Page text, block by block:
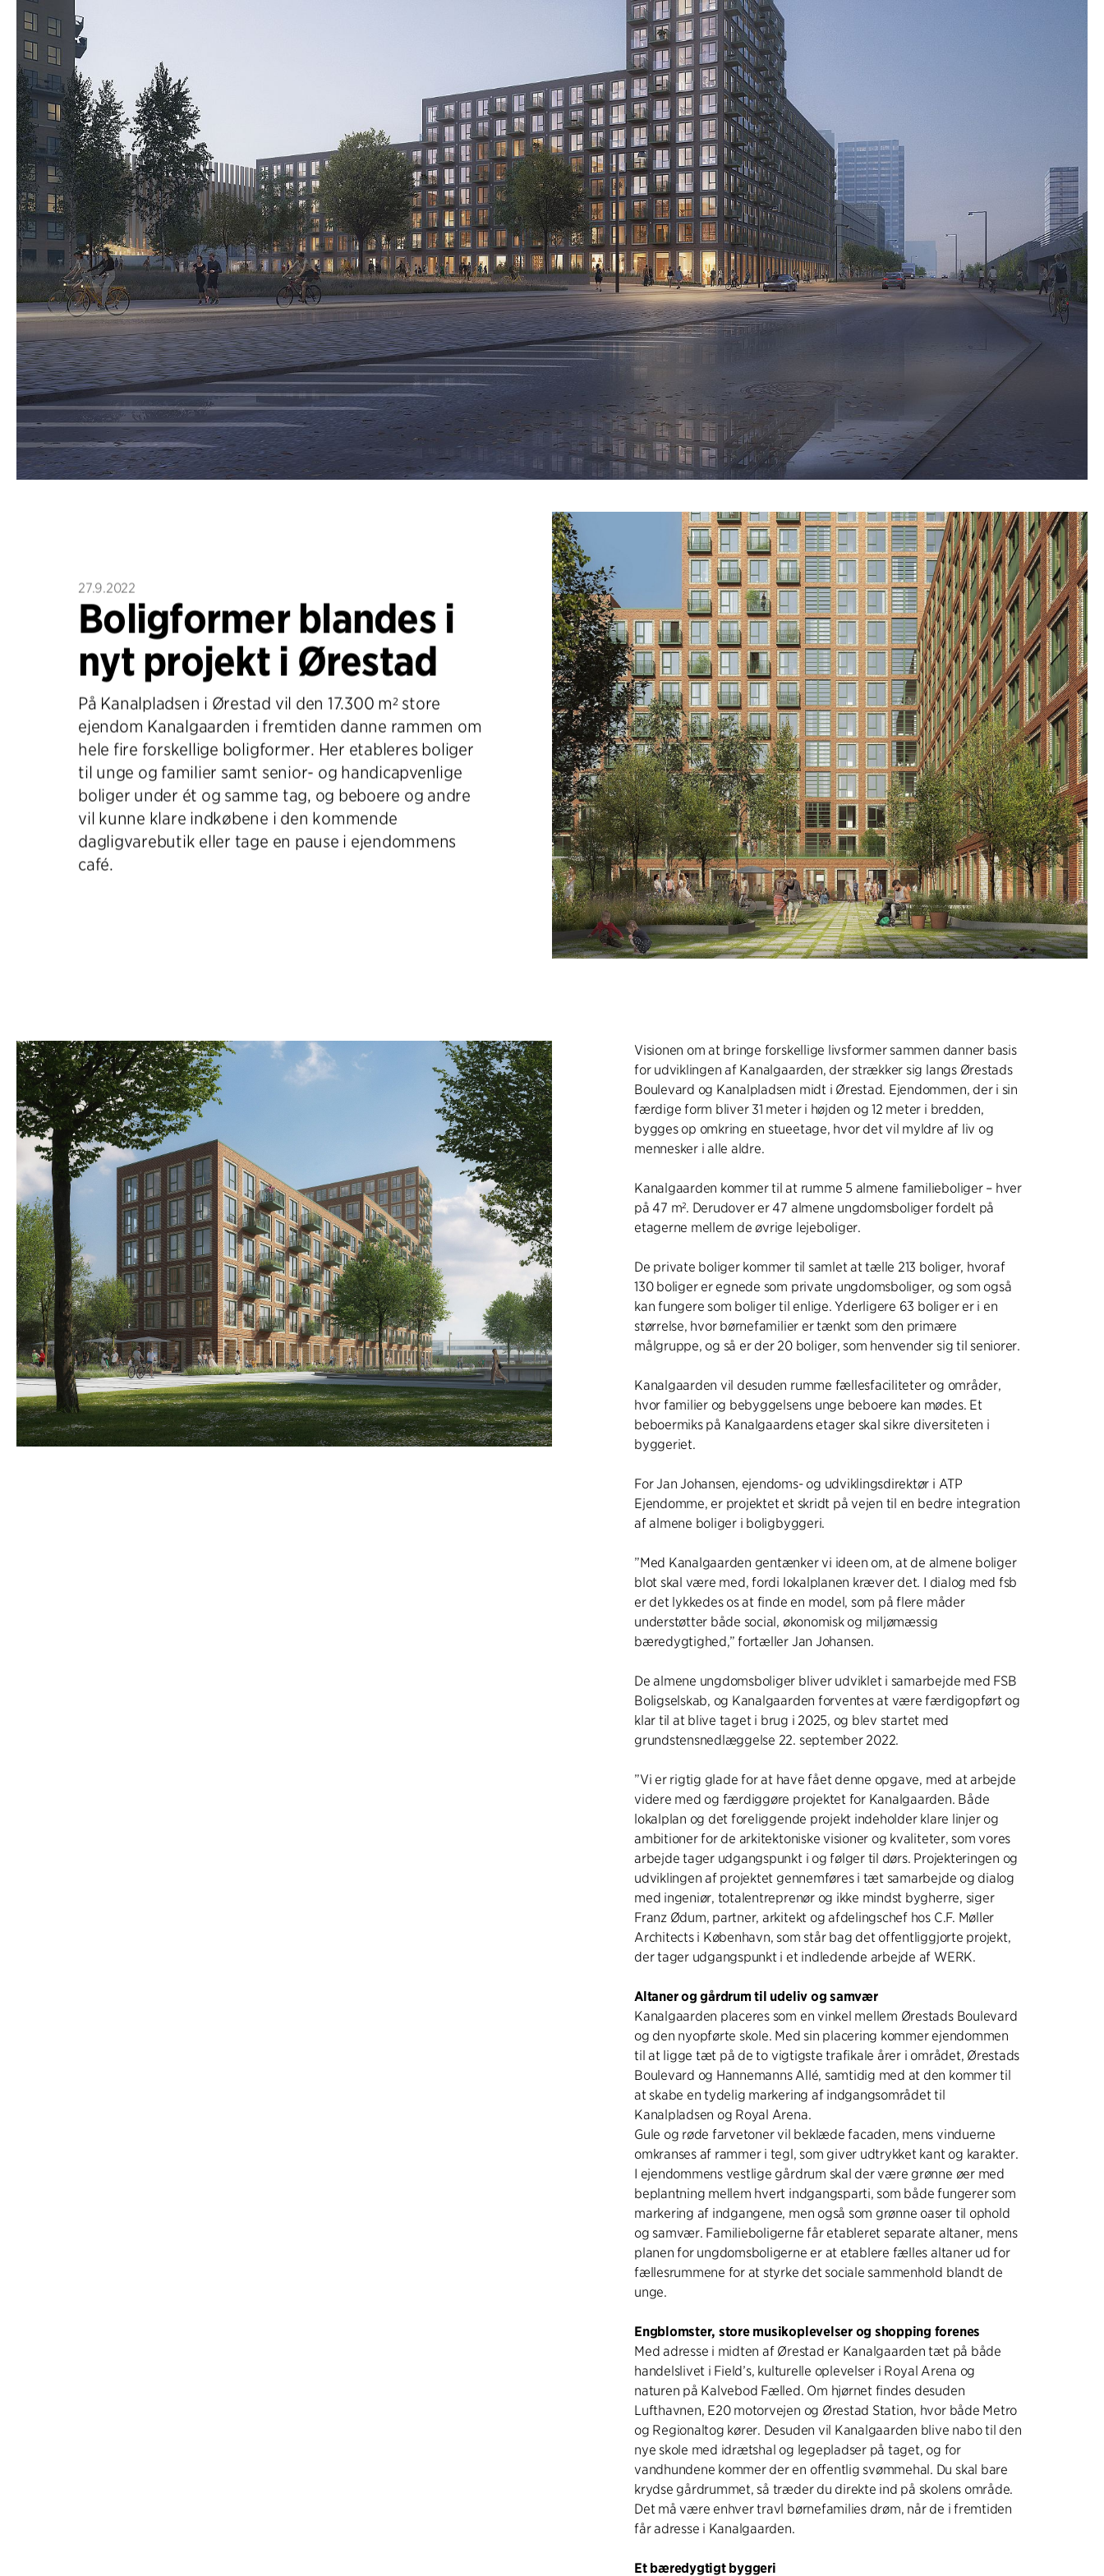
27.9.2022
Boligformer blandes i
nyt projekt i Ørestad
På Kanalpladsen i Ørestad vil den 17.300 m² store
ejendom Kanalgaarden i fremtiden danne rammen om
hele fire forskellige boligformer. Her etableres boliger
til unge og familier samt senior- og handicapvenlige
boliger under ét og samme tag, og beboere og andre
vil kunne klare indkøbene i den kommende
dagligvarebutik eller tage en pause i ejendommens
café.
Visionen om at bringe forskellige livsformer sammen danner basis
for udviklingen af Kanalgaarden, der strækker sig langs Ørestads
Boulevard og Kanalpladsen midt i Ørestad. Ejendommen, der i sin
færdige form bliver 31 meter i højden og 12 meter i bredden,
bygges op omkring en stueetage, hvor det vil myldre af liv og
mennesker i alle aldre.
Kanalgaarden kommer til at rumme 5 almene familieboliger – hver
på 47 m². Derudover er 47 almene ungdomsboliger fordelt på
etagerne mellem de øvrige lejeboliger.
De private boliger kommer til samlet at tælle 213 boliger, hvoraf
130 boliger er egnede som private ungdomsboliger, og som også
kan fungere som boliger til enlige. Yderligere 63 boliger er i en
størrelse, hvor børnefamilier er tænkt som den primære
målgruppe, og så er der 20 boliger, som henvender sig til seniorer.
Kanalgaarden vil desuden rumme fællesfaciliteter og områder,
hvor familier og bebyggelsens unge beboere kan mødes. Et
beboermiks på Kanalgaardens etager skal sikre diversiteten i
byggeriet.
For Jan Johansen, ejendoms- og udviklingsdirektør i ATP
Ejendomme, er projektet et skridt på vejen til en bedre integration
af almene boliger i boligbyggeri.
”Med Kanalgaarden gentænker vi ideen om, at de almene boliger
blot skal være med, fordi lokalplanen kræver det. I dialog med fsb
er det lykkedes os at finde en model, som på flere måder
understøtter både social, økonomisk og miljømæssig
bæredygtighed,” fortæller Jan Johansen.
De almene ungdomsboliger bliver udviklet i samarbejde med FSB
Boligselskab, og Kanalgaarden forventes at være færdigopført og
klar til at blive taget i brug i 2025, og blev startet med
grundstensnedlæggelse 22. september 2022.
”Vi er rigtig glade for at have fået denne opgave, med at arbejde
videre med og færdiggøre projektet for Kanalgaarden. Både
lokalplan og det foreliggende projekt indeholder klare linjer og
ambitioner for de arkitektoniske visioner og kvaliteter, som vores
arbejde tager udgangspunkt i og følger til dørs. Projekteringen og
udviklingen af projektet gennemføres i tæt samarbejde og dialog
med ingeniør, totalentreprenør og ikke mindst bygherre, siger
Franz Ødum, partner, arkitekt og afdelingschef hos C.F. Møller
Architects i København, som står bag det offentliggjorte projekt,
der tager udgangspunkt i et indledende arbejde af WERK.
Altaner og gårdrum til udeliv og samvær
Kanalgaarden placeres som en vinkel mellem Ørestads Boulevard
og den nyopførte skole. Med sin placering kommer ejendommen
til at ligge tæt på de to vigtigste trafikale årer i området, Ørestads
Boulevard og Hannemanns Allé, samtidig med at den kommer til
at skabe en tydelig markering af indgangsområdet til
Kanalpladsen og Royal Arena.
Gule og røde farvetoner vil beklæde facaden, mens vinduerne
omkranses af rammer i tegl, som giver udtrykket kant og karakter.
I ejendommens vestlige gårdrum skal der være grønne øer med
beplantning mellem hvert indgangsparti, som både fungerer som
markering af indgangene, men også som grønne oaser til ophold
og samvær. Familieboligerne får etableret separate altaner, mens
planen for ungdomsboligerne er at etablere fælles altaner ud for
fællesrummene for at styrke det sociale sammenhold blandt de
unge.
Engblomster, store musikoplevelser og shopping forenes
Med adresse i midten af Ørestad er Kanalgaarden tæt på både
handelslivet i Field’s, kulturelle oplevelser i Royal Arena og
naturen på Kalvebod Fælled. Om hjørnet findes desuden
Lufthavnen, E20 motorvejen og Ørestad Station, hvor både Metro
og Regionaltog kører. Desuden vil Kanalgaarden blive nabo til den
nye skole med idrætshal og legepladser på taget, og for
vandhundene kommer der en offentlig svømmehal. Du skal bare
krydse gårdrummet, så træder du direkte ind på skolens område.
Det må være enhver travl børnefamilies drøm, når de i fremtiden
får adresse i Kanalgaarden.
Et bæredygtigt byggeri